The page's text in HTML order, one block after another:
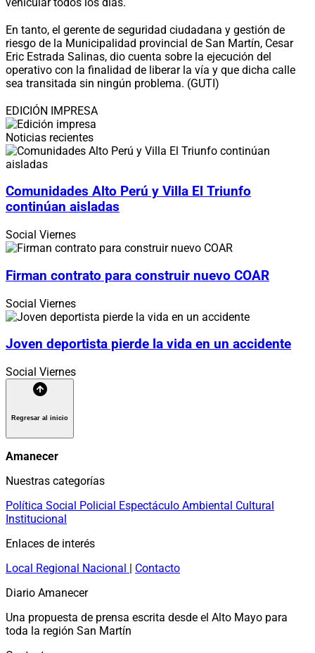
En tanto, el gerente de seguridad ciudadana y gestión de
riesgo de la Municipalidad provincial de San Martín, Cesar
Eric Estrada Salinas, dio cuenta sobre la ejecución del
operativo con la finalidad de liberar la vía y que dicha calle
sea transitada sin ningún problema. (GUTI)
EDICIÓN IMPRESA
Noticias recientes
Comunidades Alto Perú y Villa El Triunfo
continúan aisladas
Social Viernes
Firman contrato para construir nuevo COAR
Social Viernes
Joven deportista pierde la vida en un accidente
Social Viernes
Regresar al inicio
Amanecer
Nuestras categorías
Política Social Policial Espectáculo Ambiental Cultural
Institucional
Enlaces de interés
Local Regional Nacional | Contacto
Diario Amanecer
Una propuesta de prensa escrita desde el Alto Mayo para
toda la región San Martín